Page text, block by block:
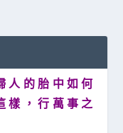
人 的 胎 中 如 何
樣 ， 行 萬 事 之